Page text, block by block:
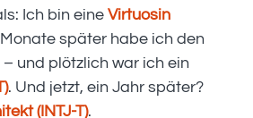
Ich bin eine Virtuosin
später habe ich den
und plötzlich war ich ein
. Und jetzt, ein Jahr später?
(INTJ-T).